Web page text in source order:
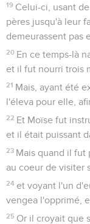
19 Celui-ci, usant
pères jusqu'à leur
demeurassent pas
20 En ce temps-là
et il fut nourri trois
21 Mais, ayant été
l'éleva pour elle,
22 Et Moïse fut
et il était puissant
23 Mais quand il fut
au coeur de visiter
24 et voyant l'un
vengea l'opprimé,
25 Or il croyait que